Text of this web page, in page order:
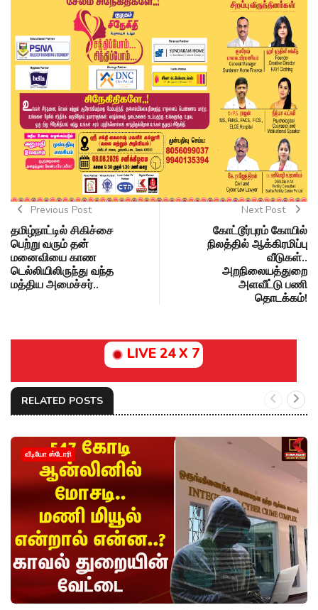
Previous Post
தமிழ்நாட்டில் சிகிச்சை
பெற்று வரும் தன்
மனைவியை காண
டெல்லியிலிருந்து வந்த
மத்திய அமைச்சர்..
Next Post
கோட்டூர்புரம் கோயில்
நிலத்தில் ஆக்கிரமிப்பு
வீடுகள்..
அறநிலையத்துறை
அளவீட்டு பணி
தொடக்கம்!
LIVE 24 X 7
RELATED POSTS
வீடியோ ஸ்டோரி